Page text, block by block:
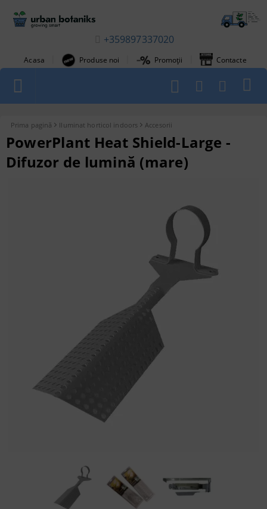
+359897337020
Acasa Produse noi Promoții Contacte
1
Prima pagină Iluminat horticol indoors Accesorii
PowerPlant Heat Shield-Large -
Difuzor de lumină (mare)